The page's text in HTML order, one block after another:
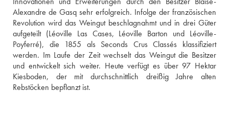
Alexandre de Gasq sehr erfolgreich. Infolge der französischen
Revolution wird das Weingut beschlagnahmt und in drei Güter
aufgeteilt (Léoville Las Cases, Léoville Barton und Léoville-
Poyferré), die 1855 als Seconds Crus Classés klassifiziert
werden. Im Laufe der Zeit wechselt das Weingut die Besitzer
und entwickelt sich weiter. Heute verfügt es über 97 Hektar
Kiesboden, der mit durchschnittlich dreißig Jahre alten
Rebstöcken bepflanzt ist.